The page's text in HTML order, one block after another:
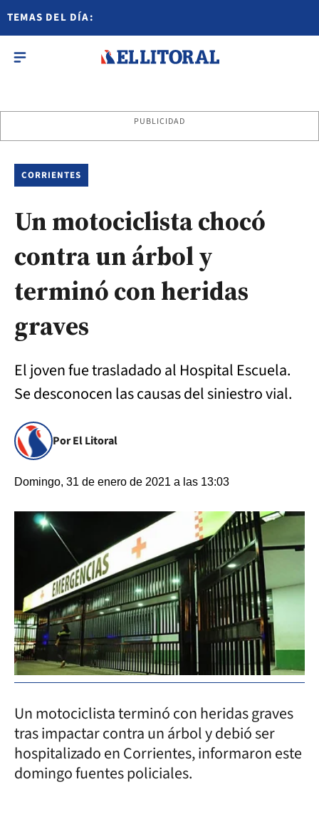
TEMAS DEL DÍA:
PUBLICIDAD
CORRIENTES
Un motociclista chocó
contra un árbol y
terminó con heridas
graves
El joven fue trasladado al Hospital Escuela.
Se desconocen las causas del siniestro vial.
Por El Litoral
Domingo, 31 de enero de 2021 a las 13:03
Un motociclista terminó con heridas graves
tras impactar contra un árbol y debió ser
hospitalizado en Corrientes, informaron este
domingo fuentes policiales.